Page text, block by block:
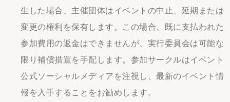
生した場合、主催団体はイベントの中止、延期または
変更の権利を保有します。この場合、既に支払われた
参加費用の返金はできませんが、実行委員会は可能な
限り補償措置を手配します。参加サークルはイベント
公式ソーシャルメディアを注視し、最新のイベント情
報を入手することをお勧めします。